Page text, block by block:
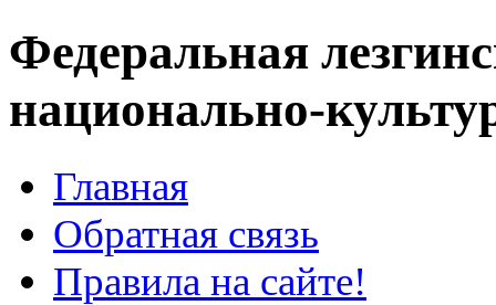
Федеральная
национально-
Главная
Обратная связь
Правила на сайте!